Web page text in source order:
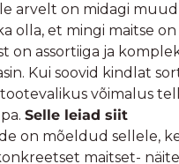
arvelt on midagi muud
olla, et mingi maitse
on assortiiga ja
Kui soovid kindlat
võimalus
Selle leiad siit
on mõeldud sellele,
maitset-